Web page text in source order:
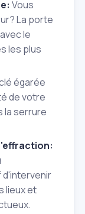
Vous
La porte
le
les plus
égarée
de votre
la serrure
d'intervenir
lieux et